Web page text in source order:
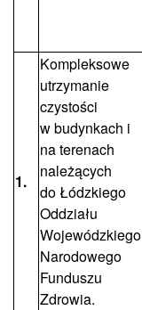
1.
Kompleksowe
utrzymanie
czystości
w budynkach i
na terenach
należących
do Łódzkiego
Oddziału
Wojewódzkiego
Narodowego
Funduszu
Zdrowia.